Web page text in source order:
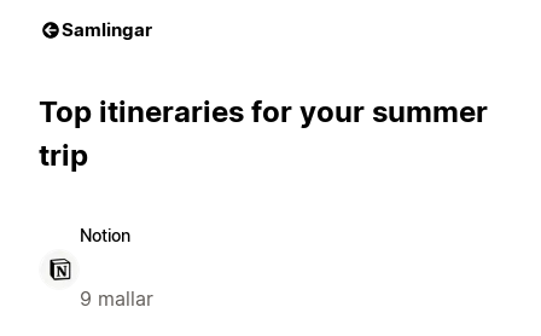
Samlingar
Top itineraries for your summer
trip
Notion
9 mallar